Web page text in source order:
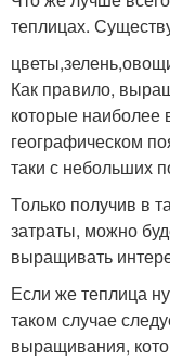
теплицах.
Как правило,
которые
географическом
таки с небольших
Только получив в
затраты, можно
выращивать
Если же теплица
таком случае
выращивания,